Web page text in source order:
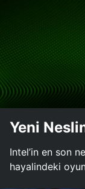
Yeni
Intel’in en son
hayalindeki